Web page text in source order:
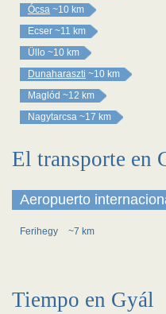
Ócsa ~10 km
Ecser ~11 km
Üllo ~10 km
Dunaharaszti ~10 km
Maglód ~12 km
Nagytarcsa ~17 km
El transporte en
Aeropuerto
Ferihegy ~7 km
Tiempo en Gyál